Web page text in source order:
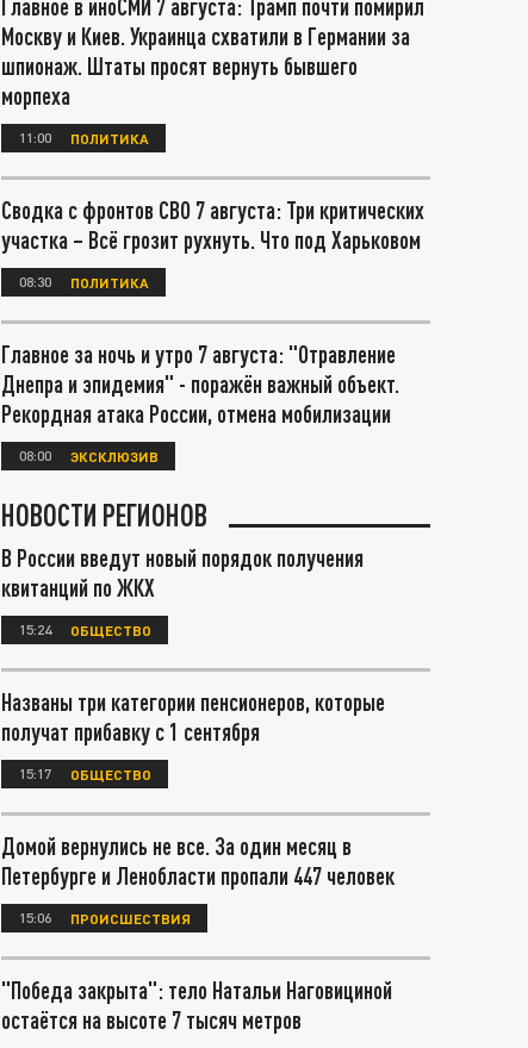
Главное в иноСМИ 7 августа: Трамп почти помирил
Москву и Киев. Украинца схватили в Германии за
шпионаж. Штаты просят вернуть бывшего
морпеха
11:00 ПОЛИТИКА
Сводка с фронтов СВО 7 августа: Три критических
участка – Всё грозит рухнуть. Что под Харьковом
08:30 ПОЛИТИКА
Главное за ночь и утро 7 августа: "Отравление
Днепра и эпидемия" - поражён важный объект.
Рекордная атака России, отмена мобилизации
08:00 ЭКСКЛЮЗИВ
НОВОСТИ РЕГИОНОВ
В России введут новый порядок получения
квитанций по ЖКХ
15:24 ОБЩЕСТВО
Названы три категории пенсионеров, которые
получат прибавку с 1 сентября
15:17 ОБЩЕСТВО
Домой вернулись не все. За один месяц в
Петербурге и Ленобласти пропали 447 человек
15:06 ПРОИСШЕСТВИЯ
"Победа закрыта": тело Натальи Наговициной
остаётся на высоте 7 тысяч метров